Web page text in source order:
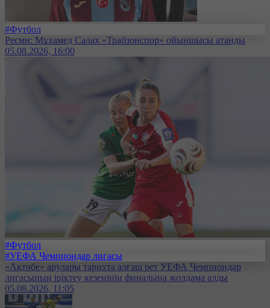
#Футбол
Ресми: Мұхамед Салах «Трабзонспор» ойыншысы атанды
05.08.2026, 16:00
#Футбол
#УЕФА Чемпиондар лигасы
«Ақтөбе» арулары тарихта алғаш рет УЕФА Чемпиондар
лигасының іріктеу кезеңінің финалына жолдама алды
05.08.2026, 11:05